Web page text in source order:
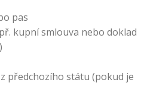
pas
kupní smlouva nebo doklad
předchozího státu (pokud je